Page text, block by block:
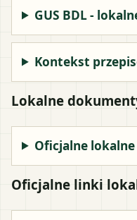
GUS BDL -
Kontekst
Lokalne
Oficjalne lokalne
Oficjalne linki